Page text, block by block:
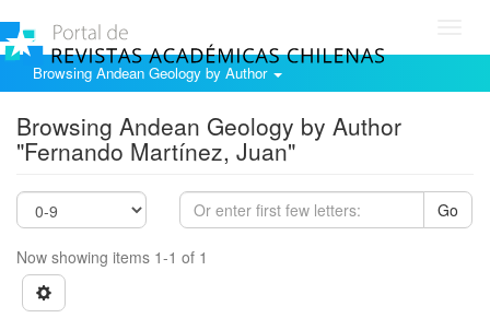
Browsing Andean Geology by Author
Browsing Andean Geology by Author
"Fernando Martínez, Juan"
Go
Now showing items 1-1 of 1